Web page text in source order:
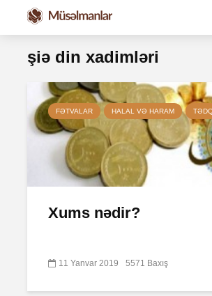
şiə din xadimləri
FƏTVALAR HALAL VƏ HARAM
Xums nədir?
11 Yanvar 2019 5571 Baxış